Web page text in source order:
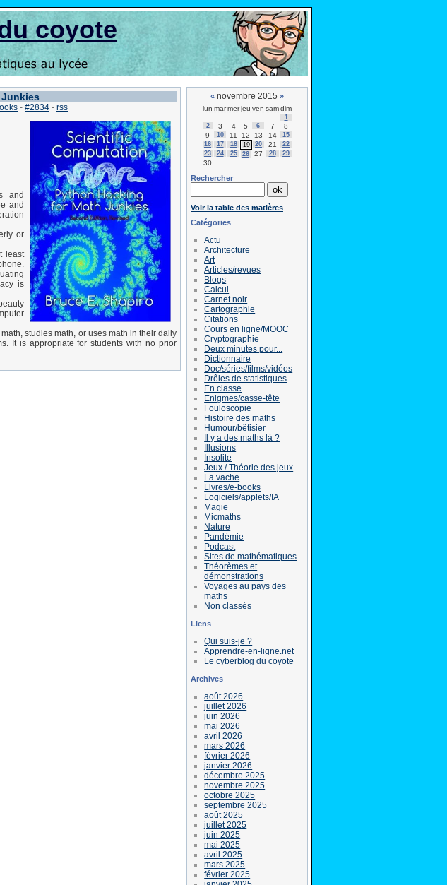
coyote
- #2834 - rss
and
and
or
least
is
studies math, or uses math in their daily
It is appropriate for students with no prior
« novembre 2015 »
lun marmerjeu ven samdim
1
2
3 4 5 6 7
8
9
10 11 12 13 14
15
16
17 18 19 20 21
22
23
24 25 26 27 28 29
30
Rechercher
Voir la table des matières
Catégories
Actu
Architecture
Art
Articles/revues
Blogs
Calcul
Carnet noir
Cartographie
Citations
Cours en ligne/MOOC
Cryptographie
Deux minutes pour...
Dictionnaire
Doc/séries/films/vidéos
Drôles de statistiques
En classe
Enigmes/casse-tête
Fouloscopie
Histoire des maths
Humour/bêtisier
Il y a des maths là ?
Illusions
Insolite
Jeux / Théorie des jeux
La vache
Livres/e-books
Logiciels/applets/IA
Magie
Micmaths
Nature
Pandémie
Podcast
Sites de mathématiques
Théorèmes et
démonstrations
Voyages au pays des
maths
Non classés
Liens
Qui suis-je ?
Apprendre-en-ligne.net
Le cyberblog du coyote
Archives
août 2026
juillet 2026
juin 2026
mai 2026
avril 2026
mars 2026
février 2026
janvier 2026
décembre 2025
novembre 2025
octobre 2025
septembre 2025
août 2025
juillet 2025
juin 2025
mai 2025
avril 2025
mars 2025
février 2025